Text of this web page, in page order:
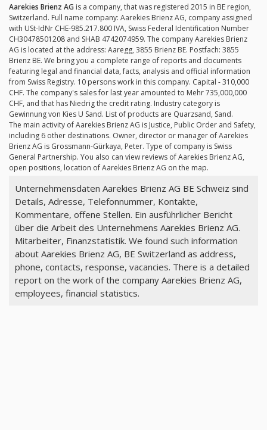
Aarekies Brienz AG is a company, that was registered 2015 in BE region,
Switzerland. Full name company: Aarekies Brienz AG, company assigned
with USt-IdNr CHE-985.217.800 IVA, Swiss Federal Identification Number
CH30478501208 and SHAB 4742074959. The company Aarekies Brienz
AG is located at the address: Aaregg, 3855 Brienz BE. Postfach: 3855
Brienz BE. We bring you a complete range of reports and documents
featuring legal and financial data, facts, analysis and official information
from Swiss Registry. 10 persons work in this company. Capital - 310,000
CHF. The company's sales for last year amounted to Mehr 735,000,000
CHF, and that has Niedrig the credit rating. Industry category is
Gewinnung von Kies U Sand. List of products are Quarzsand, Sand.
The main activity of Aarekies Brienz AG is Justice, Public Order and Safety,
including 6 other destinations. Owner, director or manager of Aarekies
Brienz AG is Grossmann-Gürkaya, Peter. Type of company is Swiss
General Partnership. You also can view reviews of Aarekies Brienz AG,
open positions, location of Aarekies Brienz AG on the map.
Unternehmensdaten Aarekies Brienz AG BE Schweiz sind
Details, Adresse, Telefonnummer, Kontakte,
Kommentare, offene Stellen. Ein ausführlicher Bericht
über die Arbeit des Unternehmens Aarekies Brienz AG.
Mitarbeiter, Finanzstatistik. We found such information
about Aarekies Brienz AG, BE Switzerland as address,
phone, contacts, response, vacancies. There is a detailed
report on the work of the company Aarekies Brienz AG,
employees, financial statistics.